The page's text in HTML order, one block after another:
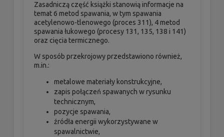
Zasadniczą część książki stanowią informacje na
temat 6 metod spawania, w tym spawania
acetylenowo-tlenowego (proces 311), 4 metod
spawania łukowego (procesy 131, 135, 138 i 141)
oraz cięcia termicznego.
W sposób przekrojowy przedstawiono również,
m.in.:
metalowe materiały konstrukcyjne,
zapis połączeń spawanych w rysunku
technicznym,
pozycje spawania,
źródła energii wykorzystywane w
spawalnictwie,